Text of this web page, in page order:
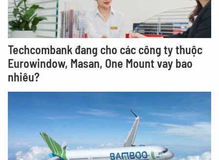
Techcombank đang cho các công ty thuộc
Eurowindow, Masan, One Mount vay bao
nhiêu?